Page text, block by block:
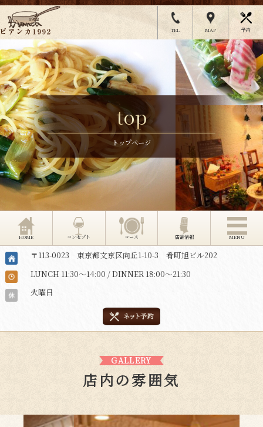
TEL MAP 予約
top
トップページ
HOME コンセプト コース 店舗情報 MENU
〒113-0023 東京都文京区向丘1-10-3 肴町旭ビル202
LUNCH 11:30～14:00 / DINNER 18:00～21:30
火曜日
GALLERY
店内の雰囲気